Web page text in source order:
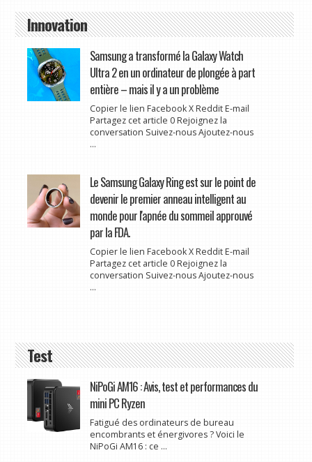
Innovation
Samsung a transformé la Galaxy Watch
Ultra 2 en un ordinateur de plongée à part
entière – mais il y a un problème
Copier le lien Facebook X Reddit E-mail
Partagez cet article 0 Rejoignez la
conversation Suivez-nous Ajoutez-nous
...
Le Samsung Galaxy Ring est sur le point de
devenir le premier anneau intelligent au
monde pour l'apnée du sommeil approuvé
par la FDA.
Copier le lien Facebook X Reddit E-mail
Partagez cet article 0 Rejoignez la
conversation Suivez-nous Ajoutez-nous
...
Test
NiPoGi AM16 : Avis, test et performances du
mini PC Ryzen
Fatigué des ordinateurs de bureau
encombrants et énergivores ? Voici le
NiPoGi AM16 : ce ...